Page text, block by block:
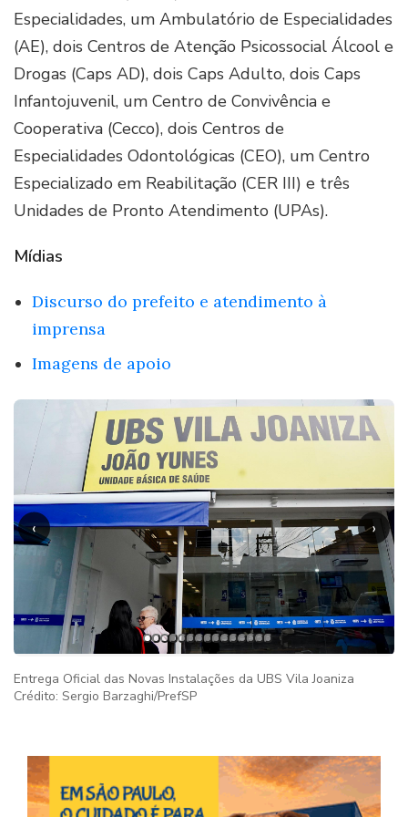
Especialidades, um Ambulatório de Especialidades
(AE), dois Centros de Atenção Psicossocial Álcool e
Drogas (Caps AD), dois Caps Adulto, dois Caps
Infantojuvenil, um Centro de Convivência e
Cooperativa (Cecco), dois Centros de
Especialidades Odontológicas (CEO), um Centro
Especializado em Reabilitação (CER III) e três
Unidades de Pronto Atendimento (UPAs).
Mídias
Discurso do prefeito e atendimento à
imprensa
Imagens de apoio
‹ ›
Entrega Oficial das Novas Instalações da UBS Vila Joaniza
Crédito: Sergio Barzaghi/PrefSP